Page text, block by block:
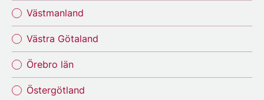
Västmanland
Västra Götaland
Örebro län
Östergötland